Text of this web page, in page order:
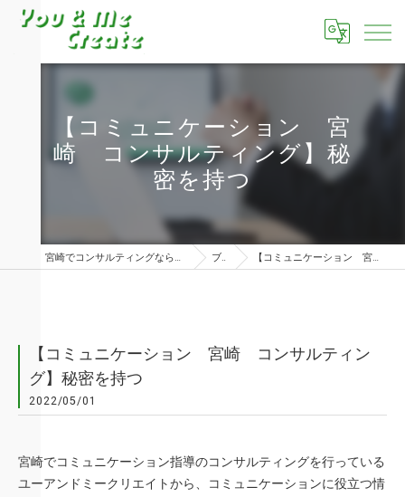
【コミュニケーション 宮
崎 コンサルティング】秘
密を持つ
宮崎でコンサルティングならユーアンドミークリエイト株式会社 ブログ 【コミュニケーション 宮崎 コンサルティング】秘密を持つ
【コミュニケーション 宮崎 コンサルティン
グ】秘密を持つ
2022/05/01
宮崎でコミュニケーション指導のコンサルティングを行っている
ユーアンドミークリエイトから、コミュニケーションに役立つ情